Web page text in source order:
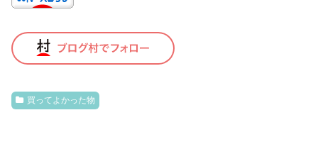
買ってよかった物